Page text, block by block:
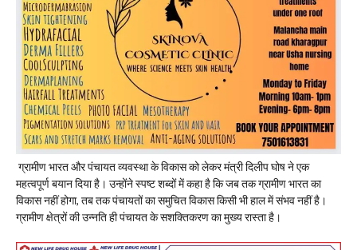
ग्रामीण भारत और पंचायत व्यवस्था के विकास को लेकर मंत्री दिलीप घोष ने एक
महत्वपूर्ण बयान दिया है। उन्होंने स्पष्ट शब्दों में कहा है कि जब तक ग्रामीण भारत का
विकास नहीं होगा, तब तक पंचायतों का समुचित विकास किसी भी हाल में संभव नहीं है।
ग्रामीण क्षेत्रों की उन्नति ही पंचायत के सशक्तिकरण का मुख्य रास्ता है।